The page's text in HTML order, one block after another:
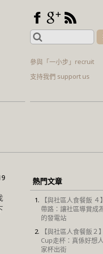
Search
for:
參與「一小步」recruit
支持我們 support us
熱門文章
【與社區人食餐飯 ４
帶路：讓社區導賞成
的發電站
【與社區人食餐飯２
Cup走杯：真係好想
家杯出街